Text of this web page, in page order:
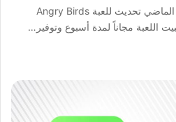
أطلقت شركة أبل يوم الخميس الماضي تحديث للعبة Angry Birds